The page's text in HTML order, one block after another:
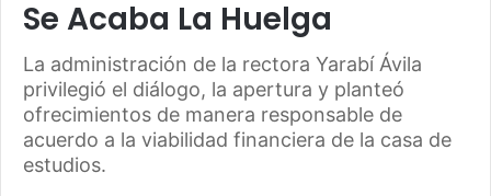
Se Acaba La Huelga
La administración de la rectora Yarabí Ávila
privilegió el diálogo, la apertura y planteó
ofrecimientos de manera responsable de
acuerdo a la viabilidad financiera de la casa de
estudios.